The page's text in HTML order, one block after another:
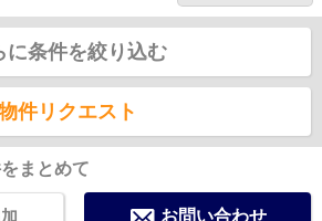
に条件を絞り込む
件リクエスト
まとめて
お問い合わせ